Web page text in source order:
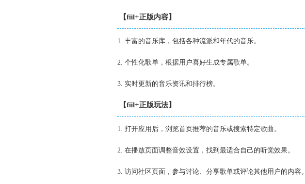
【fiil+正版内容】
1. 丰富的音乐库，包括各种流派和年代的音乐。
2. 个性化歌单，根据用户喜好生成专属歌单。
3. 实时更新的音乐资讯和排行榜。
【fiil+正版玩法】
1. 打开应用后，浏览首页推荐的音乐或搜索特定歌曲。
2. 在播放页面调整音效设置，找到最适合自己的听觉效果。
3. 访问社区页面，参与讨论、分享歌单或评论其他用户的内容。